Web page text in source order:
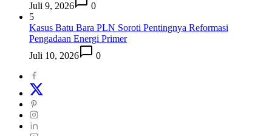
Juli 9, 2026
0
5
Kasus Batu Bara PLN Soroti Pentingnya Reformasi
Pengadaan Energi Primer
Juli 10, 2026
0